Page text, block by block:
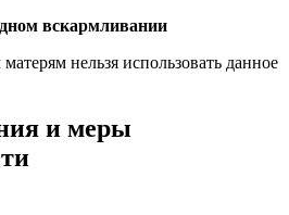
вскармливании
нельзя использовать данное
и меры